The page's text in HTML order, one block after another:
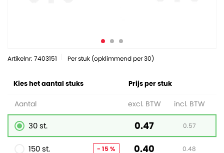
Artikelnr: 7403151 Per stuk (opklimmend per 30)
Kies het aantal stuks Prijs per stuk
Aantal excl. BTW incl. BTW
30 st. 0.47 0.57
150 st. - 15 % 0.40 0.48